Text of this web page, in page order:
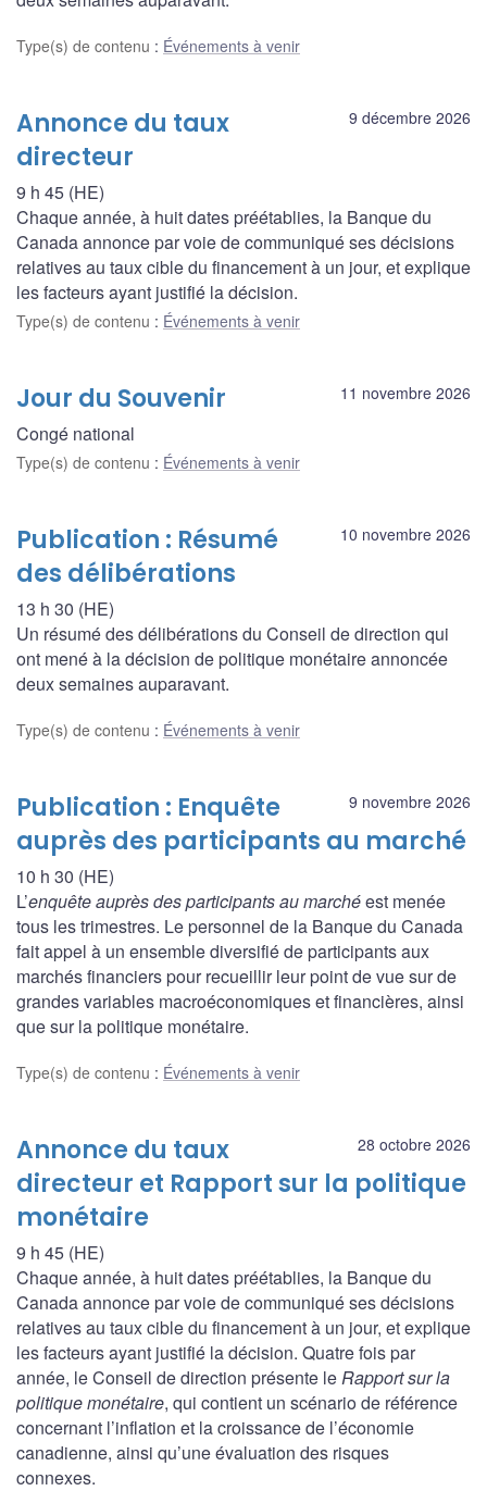
Type(s) de contenu : Événements à venir
9 décembre 2026
Annonce du taux
directeur
9 h 45 (HE)
Chaque année, à huit dates préétablies, la Banque du
Canada annonce par voie de communiqué ses décisions
relatives au taux cible du financement à un jour, et explique
les facteurs ayant justifié la décision.
Type(s) de contenu : Événements à venir
11 novembre 2026
Jour du Souvenir
Congé national
Type(s) de contenu : Événements à venir
10 novembre 2026
Publication : Résumé
des délibérations
13 h 30 (HE)
Un résumé des délibérations du Conseil de direction qui
ont mené à la décision de politique monétaire annoncée
deux semaines auparavant.
Type(s) de contenu : Événements à venir
9 novembre 2026
Publication : Enquête
auprès des participants au marché
10 h 30 (HE)
L’enquête auprès des participants au marchéest menée
tous les trimestres. Le personnel de la Banque du Canada
fait appel à un ensemble diversifié de participants aux
marchés financiers pour recueillir leur point de vue sur de
grandes variables macroéconomiques et financières, ainsi
que sur la politique monétaire.
Type(s) de contenu : Événements à venir
28 octobre 2026
Annonce du taux
directeur et Rapport sur la politique
monétaire
9 h 45 (HE)
Chaque année, à huit dates préétablies, la Banque du
Canada annonce par voie de communiqué ses décisions
relatives au taux cible du financement à un jour, et explique
les facteurs ayant justifié la décision. Quatre fois par
année, le Conseil de direction présente leRapport sur la
politique monétaire, qui contient un scénario de référence
concernant l’inflation et la croissance de l’économie
canadienne, ainsi qu’une évaluation des risques
connexes.